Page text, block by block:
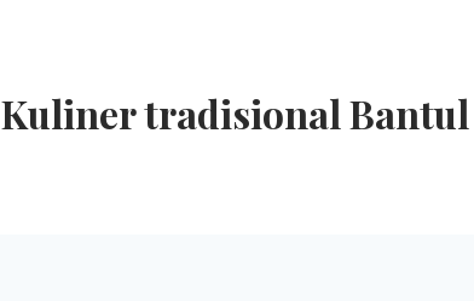
Kuliner tradisional Bantul